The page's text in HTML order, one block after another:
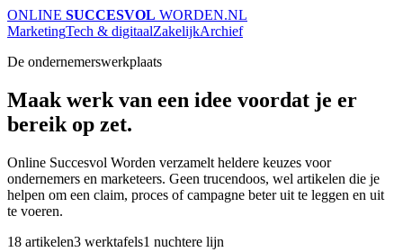
ONLINE SUCCESVOL WORDEN.NL
MarketingTech & digitaalZakelijkArchief
De ondernemerswerkplaats
Maak werk van een idee voordat je er
bereik op zet.
Online Succesvol Worden verzamelt heldere keuzes voor
ondernemers en marketeers. Geen trucendoos, wel artikelen die je
helpen om een claim, proces of campagne beter uit te leggen en uit
te voeren.
18 artikelen3 werktafels1 nuchtere lijn